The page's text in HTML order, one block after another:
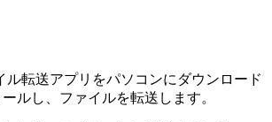
ル転送アプリをパソコンにダウンロード
ルし、ファイルを転送します。